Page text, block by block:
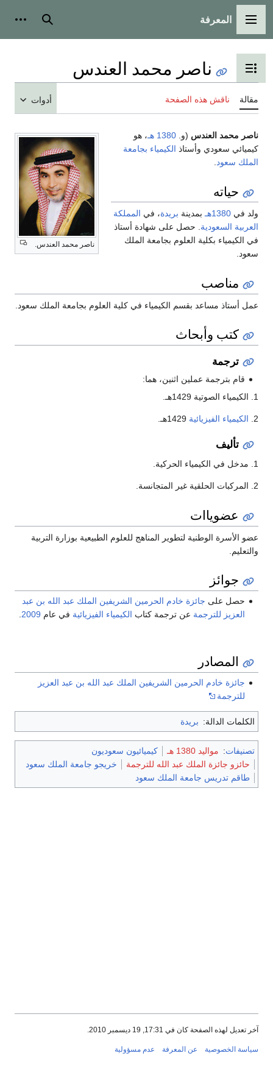
القائمة الرئيسية
المعرفة بحث
تبديل عرض جدول المحتويات
ناصر محمد العندس
مقالة ناقش هذه الصفحة أدوات
ناصر محمد العندس.
ناصر محمد العندس (و. 1380 هـ
، هو
كيميائي سعودي وأستاذ الكيمياء بجامعة
الملك سعود
حياته
ولد في 1380هـ بمدينة بريدة، في المملكة
العربية السعودية. حصل على شهادة أستاذ
في الكيمياء بكلية العلوم بجامعة الملك
سعود.
مناصب
عمل أستاذ مساعد بقسم الكيمياء في كلية العلوم بجامعة الملك سعود.
كتب وأبحاث
ترجمة
قام بترجمة عملين اثنين، هما:
1. الكيمياء الصوتية 1429هـ.
2. الكيمياء الفيزيائية
تأليف
1. مدخل في الكيمياء الحركية.
2. المركبات الحلقية غير المتجانسة.
عضوياات
عضو الأسرة الوطنية لتطوير المناهج للعلوم الطبيعية بوزارة التربية
والتعليم.
جوائز
حصل على جائزة خادم الحرمين الشريفين الملك عبد الله بن عبد
العزيز للترجمة عن ترجمة كتاب الكيمياء الفيزيائية في عام 2009
.
المصادر
جائزة خادم الحرمين الشريفين الملك عبد الله بن عبد العزيز
للترجمة
الكلمات الدالة: بريدة
تصنيفات: مواليد 1380 هـ
كيميائيون سعوديون
حائزو جائزة الملك عبد الله للترجمة
خريجو جامعة الملك سعود
طاقم تدريس جامعة الملك سعود
آخر تعديل لهذه الصفحة كان في 17:31, 19 ديسمبر 2010.
سياسة الخصوصية عن المعرفة عدم مسؤولية